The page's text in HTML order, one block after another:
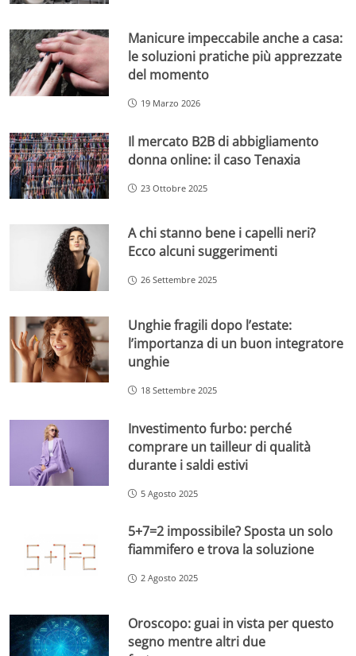
Manicure impeccabile anche a casa:
le soluzioni pratiche più apprezzate
del momento
19 Marzo 2026
Il mercato B2B di abbigliamento
donna online: il caso Tenaxia
23 Ottobre 2025
A chi stanno bene i capelli neri?
Ecco alcuni suggerimenti
26 Settembre 2025
Unghie fragili dopo l’estate:
l’importanza di un buon integratore
unghie
18 Settembre 2025
Investimento furbo: perché
comprare un tailleur di qualità
durante i saldi estivi
5 Agosto 2025
5+7=2 impossibile? Sposta un solo
fiammifero e trova la soluzione
2 Agosto 2025
Oroscopo: guai in vista per questo
segno mentre altri due